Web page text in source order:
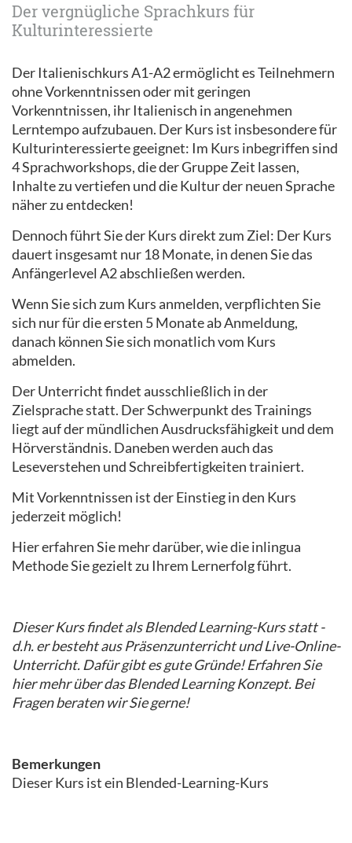
Der vergnügliche Sprachkurs für
Kulturinteressierte
Der Italienischkurs A1-A2 ermöglicht es Teilnehmern
ohne Vorkenntnissen oder mit geringen
Vorkenntnissen, ihr Italienisch in angenehmen
Lerntempo aufzubauen. Der Kurs ist insbesondere für
Kulturinteressierte geeignet: Im Kurs inbegriffen sind
4 Sprachworkshops, die der Gruppe Zeit lassen,
Inhalte zu vertiefen und die Kultur der neuen Sprache
näher zu entdecken!
Dennoch führt Sie der Kurs direkt zum Ziel: Der Kurs
dauert insgesamt nur 18 Monate, in denen Sie das
Anfängerlevel A2 abschließen werden.
Wenn Sie sich zum Kurs anmelden, verpflichten Sie
sich nur für die ersten 5 Monate ab Anmeldung,
danach können Sie sich monatlich vom Kurs
abmelden.
Der Unterricht findet ausschließlich in der
Zielsprache statt. Der Schwerpunkt des Trainings
liegt auf der mündlichen Ausdrucksfähigkeit und dem
Hörverständnis. Daneben werden auch das
Leseverstehen und Schreibfertigkeiten trainiert.
Mit Vorkenntnissen ist der Einstieg in den Kurs
jederzeit möglich!
Hier erfahren Sie mehr darüber, wie die inlingua
Methode Sie gezielt zu Ihrem Lernerfolg führt.
Dieser Kurs findet als Blended Learning-Kurs statt -
d.h. er besteht aus Präsenzunterricht und Live-Online-
Unterricht. Dafür gibt es gute Gründe! Erfahren Sie
hier mehr über das Blended Learning Konzept. Bei
Fragen beraten wir Sie gerne!
Bemerkungen
Dieser Kurs ist ein Blended-Learning-Kurs